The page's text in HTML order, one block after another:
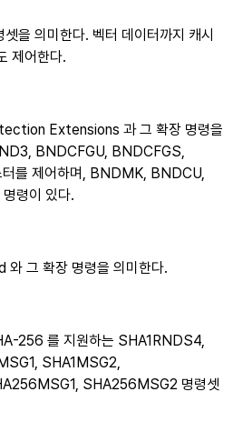
을 의미한다. 벡터 데이터까지 캐시
제어한다.
Extensions 과 그 확장 명령을
BNDCFGU, BNDCFGS,
를 제어하며, BNDMK, BNDCU,
령이 있다.
그 확장 명령을 의미한다.
256 를 지원하는 SHA1RNDS4,
SHA1MSG2,
SHA256MSG2 명령셋